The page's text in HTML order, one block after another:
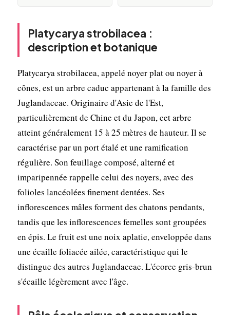
Platycarya strobilacea :
description et botanique
Platycarya strobilacea, appelé noyer plat ou noyer à
cônes, est un arbre caduc appartenant à la famille des
Juglandaceae. Originaire d'Asie de l'Est,
particulièrement de Chine et du Japon, cet arbre
atteint généralement 15 à 25 mètres de hauteur. Il se
caractérise par un port étalé et une ramification
régulière. Son feuillage composé, alterné et
imparipennée rappelle celui des noyers, avec des
folioles lancéolées finement dentées. Ses
inflorescences mâles forment des chatons pendants,
tandis que les inflorescences femelles sont groupées
en épis. Le fruit est une noix aplatie, enveloppée dans
une écaille foliacée ailée, caractéristique qui le
distingue des autres Juglandaceae. L'écorce gris-brun
s'écaille légèrement avec l'âge.